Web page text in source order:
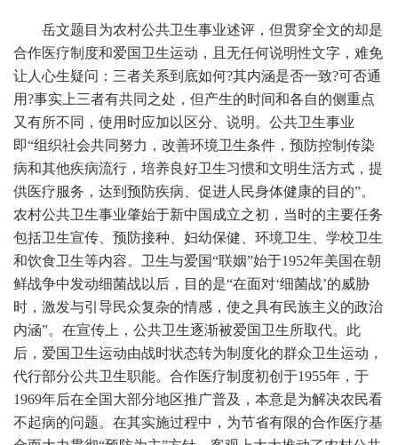
岳文题目为农村公共卫生事业述评，但贯穿全文的却是
合作医疗制度和爱国卫生运动，且无任何说明性文字，难免
让人心生疑问：三者关系到底如何?其内涵是否一致?可否通
用?事实上三者有共同之处，但产生的时间和各自的侧重点
又有所不同，使用时应加以区分、说明。公共卫生事业
即“组织社会共同努力，改善环境卫生条件，预防控制传染
病和其他疾病流行，培养良好卫生习惯和文明生活方式，提
供医疗服务，达到预防疾病、促进人民身体健康的目的”。
农村公共卫生事业肇始于新中国成立之初，当时的主要任务
包括卫生宣传、预防接种、妇幼保健、环境卫生、学校卫生
和饮食卫生等内容。卫生与爱国“联姻”始于1952年美国在朝
鲜战争中发动细菌战以后，目的是“在面对‘细菌战’的威胁
时，激发与引导民众复杂的情感，使之具有民族主义的政治
内涵”。在宣传上，公共卫生逐渐被爱国卫生所取代。此
后，爱国卫生运动由战时状态转为制度化的群众卫生运动，
代行部分公共卫生职能。合作医疗制度初创于1955年，于
1969年后在全国大部分地区推广普及，本意是为解决农民看
不起病的问题。在其实施过程中，为节省有限的合作医疗基